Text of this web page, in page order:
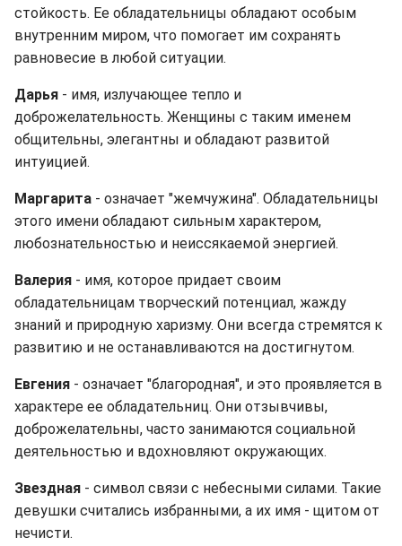
стойкость. Ее обладательницы обладают особым
внутренним миром, что помогает им сохранять
равновесие в любой ситуации.
Дарья - имя, излучающее тепло и
доброжелательность. Женщины с таким именем
общительны, элегантны и обладают развитой
интуицией.
Маргарита - означает "жемчужина". Обладательницы
этого имени обладают сильным характером,
любознательностью и неиссякаемой энергией.
Валерия - имя, которое придает своим
обладательницам творческий потенциал, жажду
знаний и природную харизму. Они всегда стремятся к
развитию и не останавливаются на достигнутом.
Евгения - означает "благородная", и это проявляется в
характере ее обладательниц. Они отзывчивы,
доброжелательны, часто занимаются социальной
деятельностью и вдохновляют окружающих.
Звездная - символ связи с небесными силами. Такие
девушки считались избранными, а их имя - щитом от
нечисти.